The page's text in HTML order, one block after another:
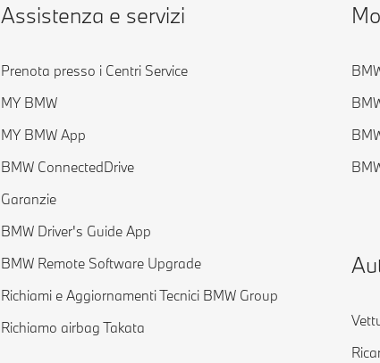
Assistenza e servizi
Prenota presso i Centri Service
MY BMW
MY BMW App
BMW ConnectedDrive
Garanzie
BMW Driver's Guide App
BMW Remote Software Upgrade
Richiami e Aggiornamenti Tecnici BMW Group
Richiamo airbag Takata